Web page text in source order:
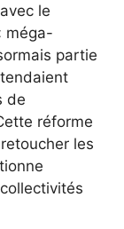
le
méga-
partie
de
réforme
les